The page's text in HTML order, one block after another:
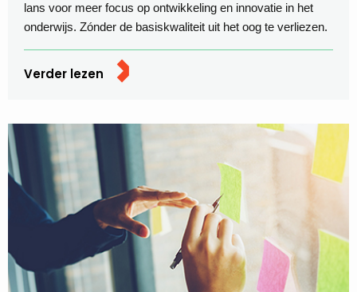
lans voor meer focus op ontwikkeling en innovatie in het
onderwijs. Zónder de basiskwaliteit uit het oog te verliezen.
Verder lezen